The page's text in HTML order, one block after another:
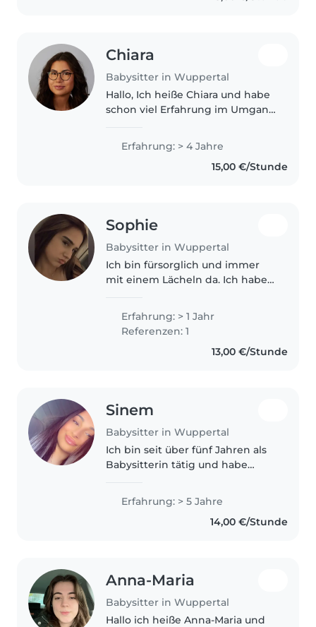
Chiara
Babysitter in Wuppertal
Hallo, Ich heiße Chiara und habe
schon viel Erfahrung im Umgang
innerhalb der Familie
gebabysittet habe. Außerdem
habe ich bereits Praktika im
Erfahrung: > 4 Jahre
15,00 €/Stunde
Sophie
Babysitter in Wuppertal
Ich bin fürsorglich und immer
mit einem Lächeln da. Ich habe
Vorschulkindern und kann gut
mit Haustieren, Hausarbeiten
und Kochen umgehen. Ich
Erfahrung: > 1 Jahr
Referenzen: 1
13,00 €/Stunde
Sinem
Babysitter in Wuppertal
Ich bin seit über fünf Jahren als
Babysitterin tätig und habe
Alters – vom Kleinkind bis zum
Teenager. Dank meiner
Ausbildung zur Medizinischen
Erfahrung: > 5 Jahre
14,00 €/Stunde
Anna-Maria
Babysitter in Wuppertal
Hallo ich heiße Anna-Maria und